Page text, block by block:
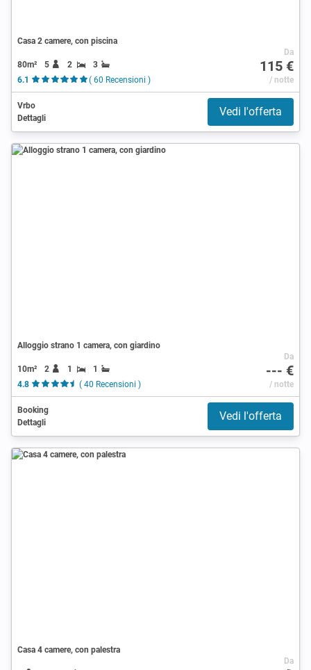
Casa 2 camere, con piscina
80m² 5 2
3
6.1
( 60 Recensioni )
Da
115 €
/ notte
Vrbo
Dettagli
Vedi l'offerta
Alloggio strano 1 camera, con giardino
10m² 2 1
1
4.8
( 40 Recensioni )
Da
--- €
/ notte
Booking
Dettagli
Vedi l'offerta
Casa 4 camere, con palestra
Da